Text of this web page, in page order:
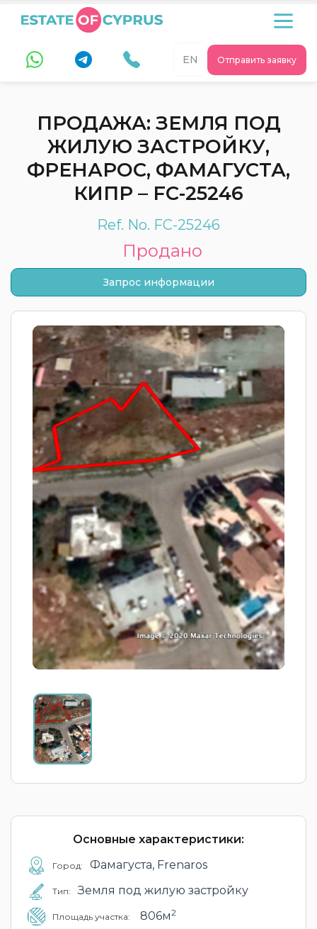
Отправить заявку
EN
ПРОДАЖА: ЗЕМЛЯ ПОД
ЖИЛУЮ ЗАСТРОЙКУ,
ФРЕНАРОС, ФАМАГУСТА,
КИПР – FC-25246
Ref. No. FC-25246
Продано
Запрос информации
Основные характеристики:
Город: Фамагуста, Frenaros
Тип: Земля под жилую застройку
Площадь участка: 806м2